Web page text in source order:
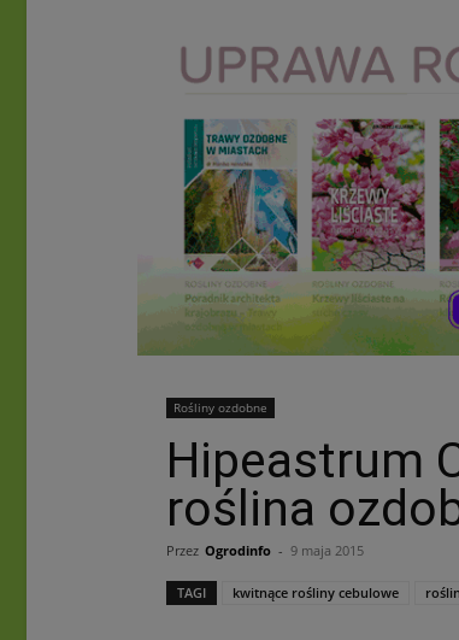
Rośliny ozdobne
Hipeastrum
roślina
Przez Ogrodinfo - 9 maja 2015
TAGI kwitnące rośliny cebulowe